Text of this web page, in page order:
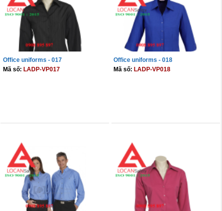
Office uniforms - 017
Mã số: LADP-VP017
Office uniforms - 018
Mã số: LADP-VP018